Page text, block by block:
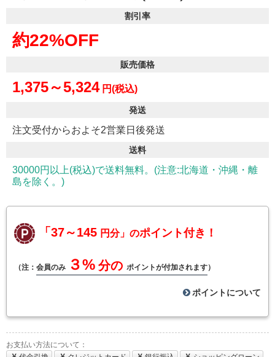
割引率
約22%OFF
販売価格
1,375～5,324 円(税込)
発送
注文受付からおよそ2営業日後発送
送料
30000円以上(税込)で送料無料。(注意:北海道・沖縄・離
島を除く。)
「37～145 円分」のポイント付き！
（注： 会員のみ ３% 分の ポイントが付加されます）
ポイントについて
お支払い方法について：